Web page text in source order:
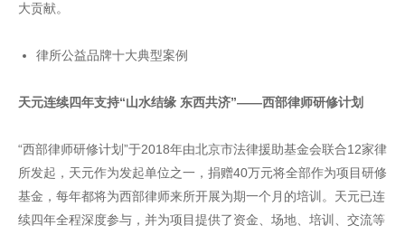
大贡献。
律所公益品牌十大典型案例
天元连续四年支持“山水结缘 东西共济”——西部律师研修计划
“西部律师研修计划”于2018年由北京市法律援助基金会联合12家律
所发起，天元作为发起单位之一，捐赠40万元将全部作为项目研修
基金，每年都将为西部律师来所开展为期一个月的培训。天元已连
续四年全程深度参与，并为项目提供了资金、场地、培训、交流等